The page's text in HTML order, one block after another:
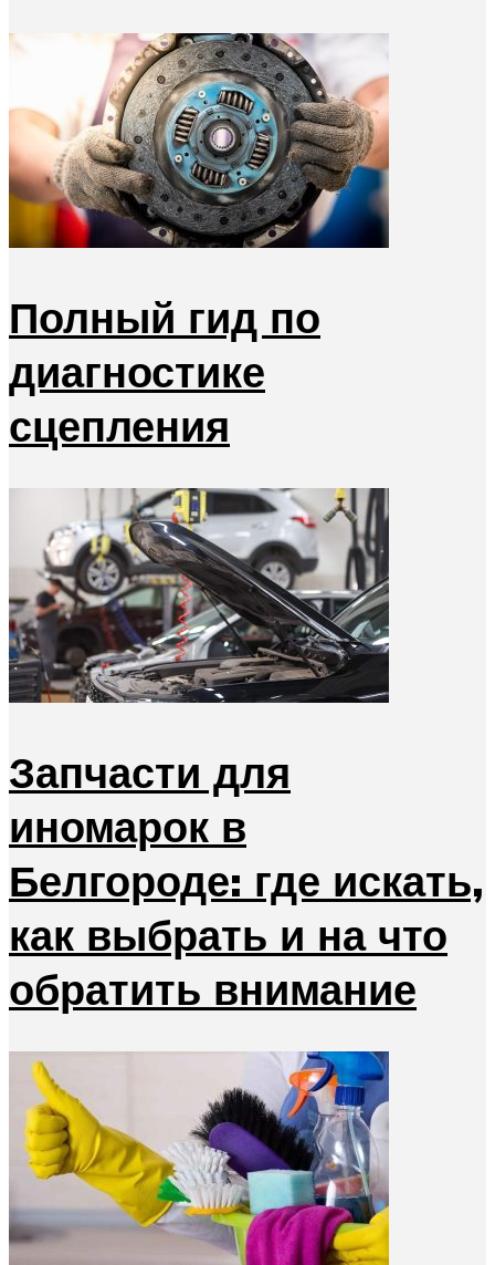
Полный гид по
диагностике
сцепления
Запчасти для
иномарок в
Белгороде: где искать,
как выбрать и на что
обратить внимание